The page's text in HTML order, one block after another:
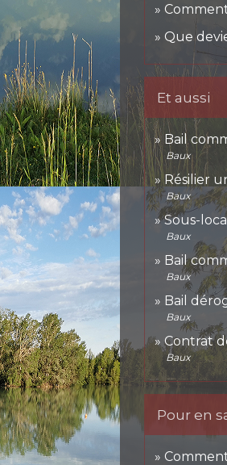
Que
Et aussi
Bail
Baux
Résilier
Baux
Sous-
Baux
Bail
Baux
Bail
Baux
Contrat
Baux
Pour en